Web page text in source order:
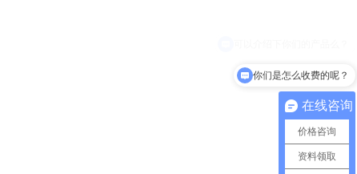
在线咨询
价格咨询
资料领取
你们是怎么收费的呢？